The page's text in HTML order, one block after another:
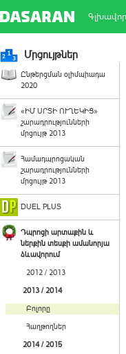
Մրցույթներ
Ընթերցման օլիմպիադա
2020
«ԻՄ ՍՐՏԻ ՈՒՂԵԿԻՑ»
շարադրությունների
մրցույթ 2013
Համադպրոցական
շարադրությունների
մրցույթ 2013
DUEL PLUS
Դպրոցի արտաքին և
ներքին տեսքի ամանորյա
ձևավորում
2012 / 2013
2013 / 2014
Բոլորը
Հաղթողներ
2014 / 2015